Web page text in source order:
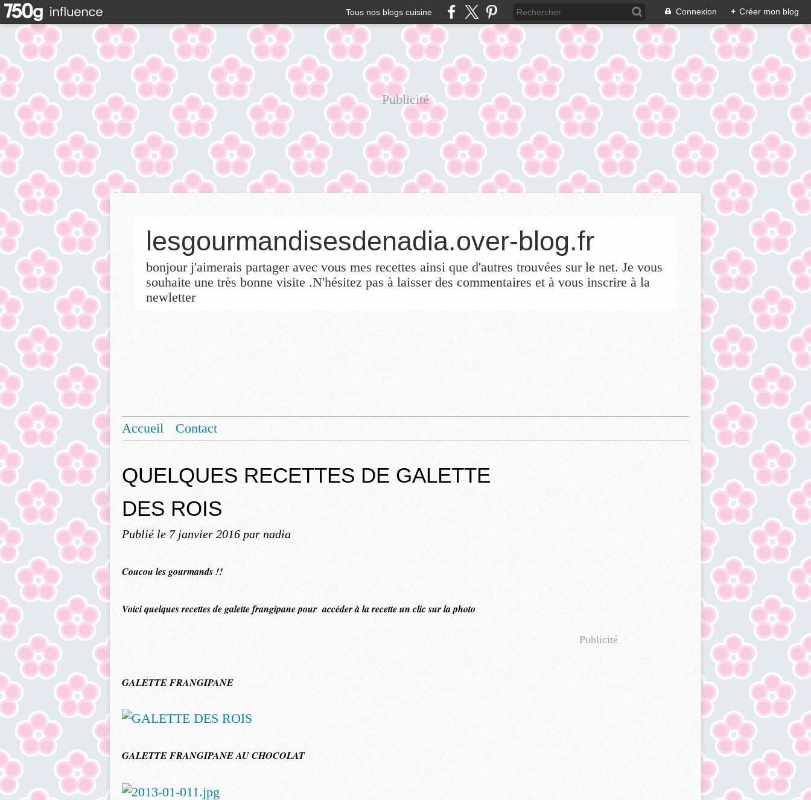
Tous nos blogs cuisine Connexion + Créer mon blog
Publicité
lesgourmandisesdenadia.over-blog.fr
bonjour j'aimerais partager avec vous mes recettes ainsi que d'autres trouvées sur le net. Je vous
souhaite une très bonne visite .N'hésitez pas à laisser des commentaires et à vous inscrire à la
newletter
Accueil Contact
QUELQUES RECETTES DE GALETTE
DES ROIS
Publié le 7 janvier 2016 par nadia
Coucou les gourmands !!
Voici quelques recettes de galette frangipane pour accéder à la recette un clic sur la photo
GALETTE FRANGIPANE
GALETTE FRANGIPANE AU CHOCOLAT
Publicité